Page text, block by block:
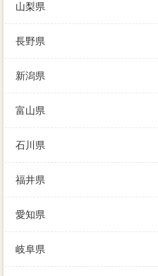
山梨県
長野県
新潟県
富山県
石川県
福井県
愛知県
岐阜県